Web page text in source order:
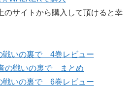
のサイトから購入して頂けると幸
戦いの裏で 4巻レビュー
の戦いの裏で まとめ
戦いの裏で 6巻レビュー